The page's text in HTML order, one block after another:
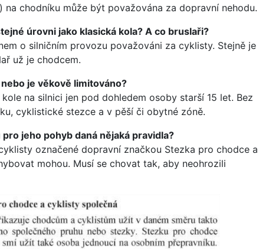
na chodníku může být považována za dopravní nehodu.
úrovni jako klasická kola? A co bruslaři?
o silničním provozu považováni za cyklisty. Stejně je
už je chodcem.
je věkově limitováno?
na silnici jen pod dohledem osoby starší 15 let. Bez
cyklistické stezce a v pěší či obytné zóně.
jeho pohyb daná nějaká pravidla?
označené dopravní značkou Stezka pro chodce a
mohou. Musí se chovat tak, aby neohrozili